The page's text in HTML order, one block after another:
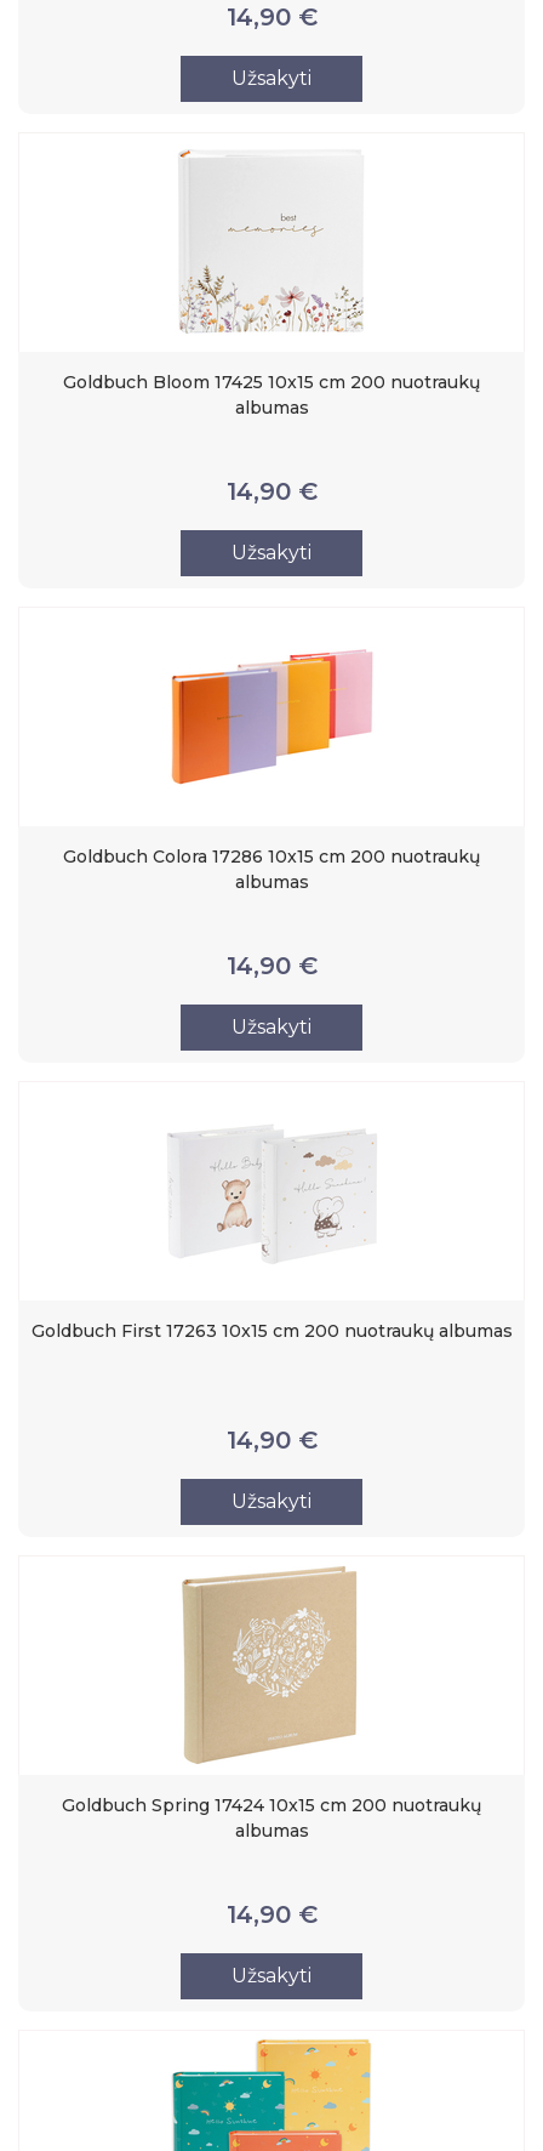
14,90 €
Užsakyti
Goldbuch Bloom 17425 10x15 cm 200 nuotraukų
albumas
14,90 €
Užsakyti
Goldbuch Colora 17286 10x15 cm 200 nuotraukų
albumas
14,90 €
Užsakyti
Goldbuch First 17263 10x15 cm 200 nuotraukų albumas
14,90 €
Užsakyti
Goldbuch Spring 17424 10x15 cm 200 nuotraukų
albumas
14,90 €
Užsakyti